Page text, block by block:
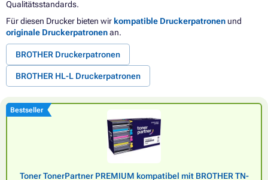
Qualitätsstandards.
Für diesen Drucker bieten wir kompatible Druckerpatronen und
originale Druckerpatronenan.
BROTHER Druckerpatronen
BROTHER HL-L Druckerpatronen
Bestseller
Toner TonerPartner PREMIUM kompatibel mit BROTHER TN-